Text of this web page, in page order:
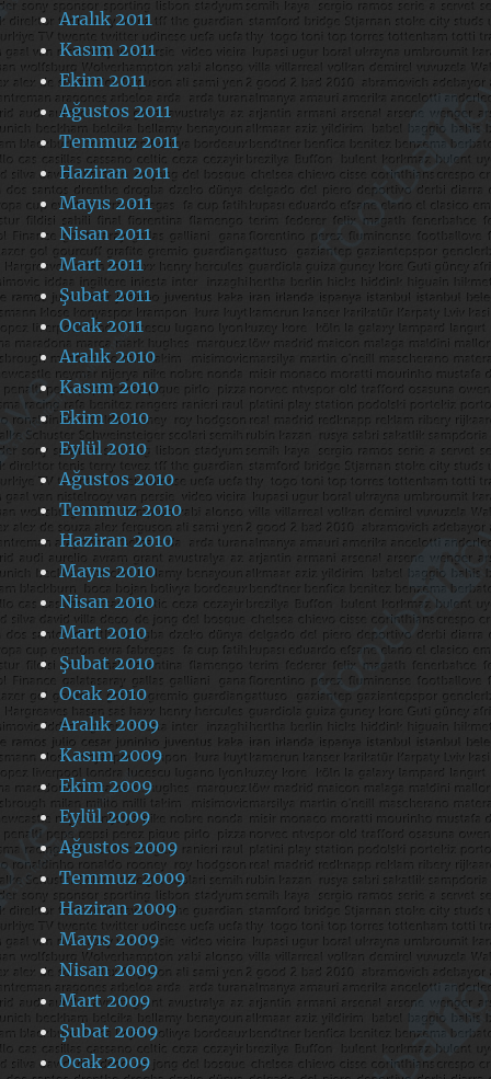
Aralık 2011
Kasım 2011
Ekim 2011
Ağustos 2011
Temmuz 2011
Haziran 2011
Mayıs 2011
Nisan 2011
Mart 2011
Şubat 2011
Ocak 2011
Aralık 2010
Kasım 2010
Ekim 2010
Eylül 2010
Ağustos 2010
Temmuz 2010
Haziran 2010
Mayıs 2010
Nisan 2010
Mart 2010
Şubat 2010
Ocak 2010
Aralık 2009
Kasım 2009
Ekim 2009
Eylül 2009
Ağustos 2009
Temmuz 2009
Haziran 2009
Mayıs 2009
Nisan 2009
Mart 2009
Şubat 2009
Ocak 2009